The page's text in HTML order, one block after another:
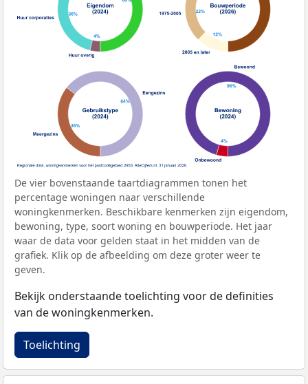
De vier bovenstaande taartdiagrammen tonen het
percentage woningen naar verschillende
woningkenmerken. Beschikbare kenmerken zijn eigendom,
bewoning, type, soort woning en bouwperiode. Het jaar
waar de data voor gelden staat in het midden van de
grafiek. Klik op de afbeelding om deze groter weer te
geven.
Bekijk onderstaande toelichting voor de definities
van de woningkenmerken.
Toelichting